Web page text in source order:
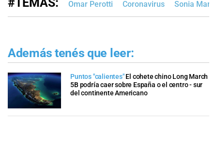
Omar Perotti Coronavirus Sonia
Además tenés que leer:
Puntos "calientes" El cohete chino Long March
5B podría caer sobre España o el centro - sur
del continente Americano